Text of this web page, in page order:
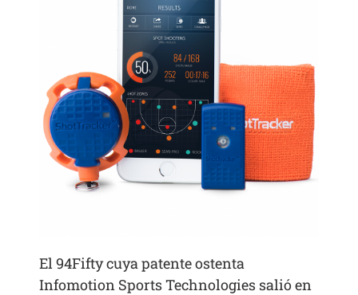
El 94Fifty cuya patente ostenta
Infomotion Sports Technologies salió en